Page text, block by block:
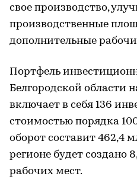
свое производство,
производственные
дополнительные
Портфель
Белгородской области
включает в себя 136
стоимостью порядка
оборот составит 462,4
регионе будет создано
рабочих мест.